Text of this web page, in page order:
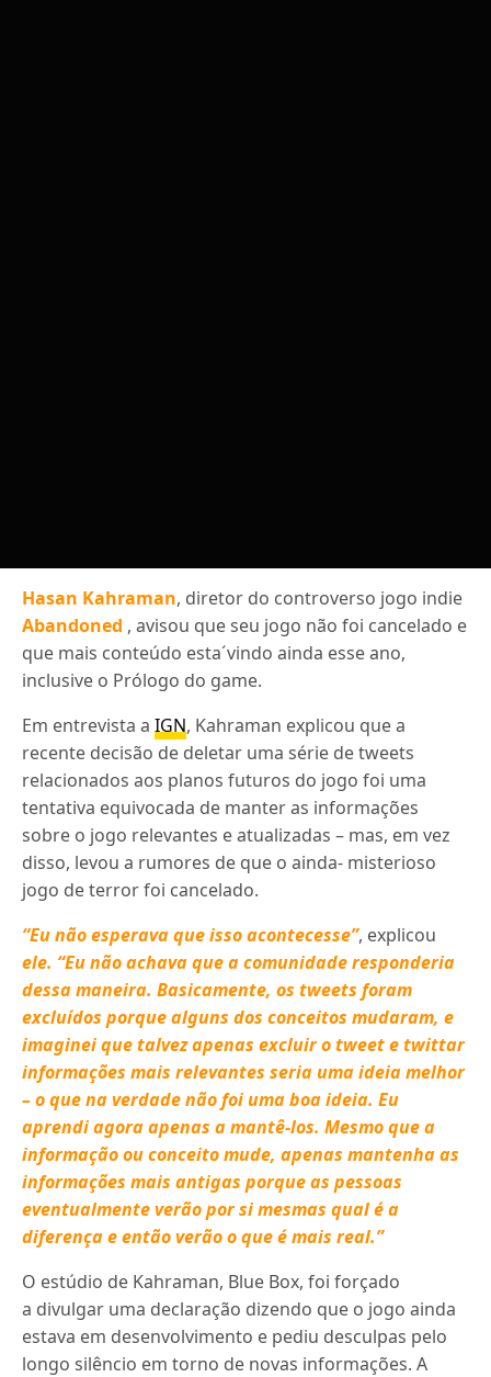
Hasan Kahraman, diretor do controverso jogo indie
Abandoned , avisou que seu jogo não foi cancelado e
que mais conteúdo esta´vindo ainda esse ano,
inclusive o Prólogo do game.
Em entrevista aIGN, Kahraman explicou que a
recente decisão de deletar uma série de tweets
relacionados aos planos futuros do jogo foi uma
tentativa equivocada de manter as informações
sobre o jogo relevantes e atualizadas – mas, em vez
disso, levou a rumores de que o ainda- misterioso
jogo de terror foi cancelado.
“Eu não esperava que isso acontecesse”, explicou
ele. “Eu não achava que a comunidade responderia
dessa maneira. Basicamente, os tweets foram
excluídos porque alguns dos conceitos mudaram, e
imaginei que talvez apenas excluir o tweet e twittar
informações mais relevantes seria uma ideia melhor
– o que na verdade não foi uma boa ideia. Eu
aprendi agora apenas a mantê-los. Mesmo que a
informação ou conceito mude, apenas mantenha as
informações mais antigas porque as pessoas
eventualmente verão por si mesmas qual é a
diferença e então verão o que é mais real.”
O estúdio de Kahraman, Blue Box, foi forçado
a divulgar uma declaração dizendo que o jogo ainda
estava em desenvolvimento e pediu desculpas pelo
longo silêncio em torno de novas informações. A